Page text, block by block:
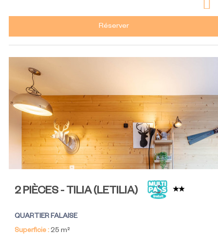
Réserver
2 PIÈCES - TILIA(LETILIA)
QUARTIER FALAISE
Superficie :25 m²